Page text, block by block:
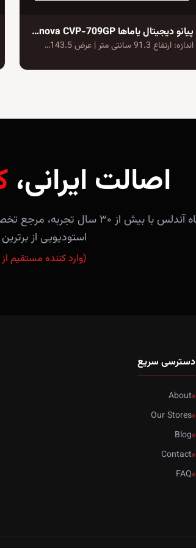
پیانو دیجیتال یاماها Clavinova CVP-709GP
اندازه: ارتفاع 91.3 سانتی متر | عرض 143.5…
اصالت ایرانی،
فروشگاه آندلس با بیش از ۳۰
استودیویی از
(وارد کننده مستقیم از
دسترسی سریع
About
Our Stores
Blog
Contact
FAQ